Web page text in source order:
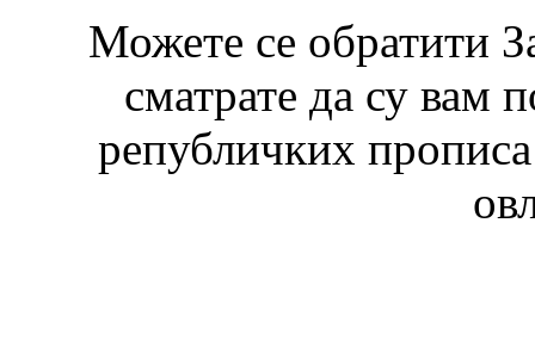
Можете се обратити
сматрате да су вам
републичких